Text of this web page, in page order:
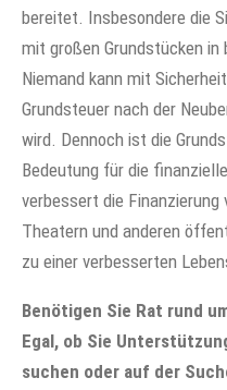
bereitet. Insbesondere die
mit großen Grundstücken
Niemand kann mit
Grundsteuer nach der
wird. Dennoch ist die
Bedeutung für die
verbessert die Finanzierung
Theatern und anderen
zu einer verbesserten
Benötigen Sie Rat rund
Egal, ob Sie
suchen oder auf der